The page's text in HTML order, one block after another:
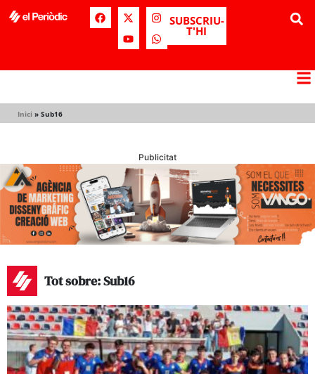
SUBSCRIU-
T'HI
Inici » Sub16
Publicitat
Tot sobre: Sub16